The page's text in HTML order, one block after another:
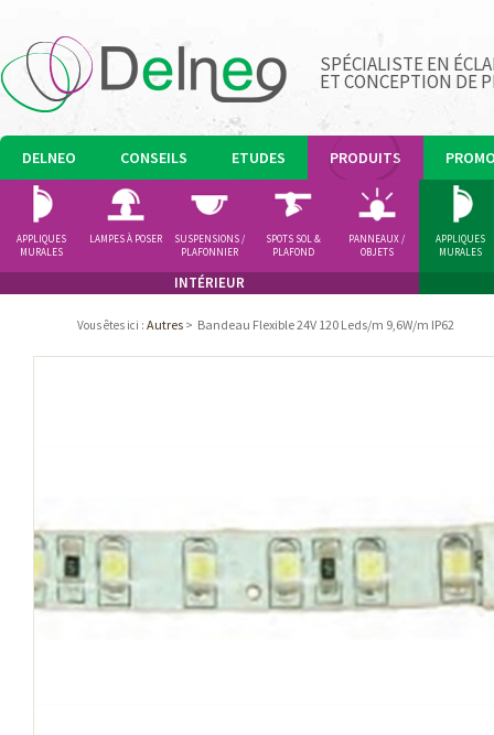
SPÉCIALISTE EN
ET CONCEPTION DE
DELNEO CONSEILS ETUDES PRODUITS
INTÉRIEUR
APPLIQUES
MURALES
LAMPES À POSER
SUSPENSIONS /
PLAFONNIER
SPOTS SOL &
PLAFOND
PANNEAUX /
OBJETS
APPLIQUES
MURALES
Vous êtes ici : Autres > Bandeau Flexible 24V 120 Leds/m 9,6W/m IP62